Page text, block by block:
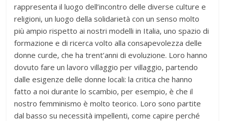
rappresenta il luogo dell’incontro delle diverse culture e
religioni, un luogo della solidarietà con un senso molto
più ampio rispetto ai nostri modelli in Italia, uno spazio di
formazione e di ricerca volto alla consapevolezza delle
donne curde, che ha trent’anni di evoluzione. Loro hanno
dovuto fare un lavoro villaggio per villaggio, partendo
dalle esigenze delle donne locali: la critica che hanno
fatto a noi durante lo scambio, per esempio, è che il
nostro femminismo è molto teorico. Loro sono partite
dal basso su necessità impellenti, come capire perché